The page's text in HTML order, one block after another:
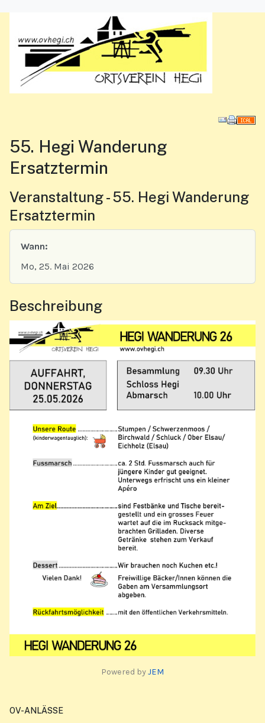
55. Hegi Wanderung
Ersatztermin
Veranstaltung - 55. Hegi Wanderung
Ersatztermin
Wann:
Mo, 25. Mai 2026
Beschreibung
Powered byJEM
OV-ANLÄSSE